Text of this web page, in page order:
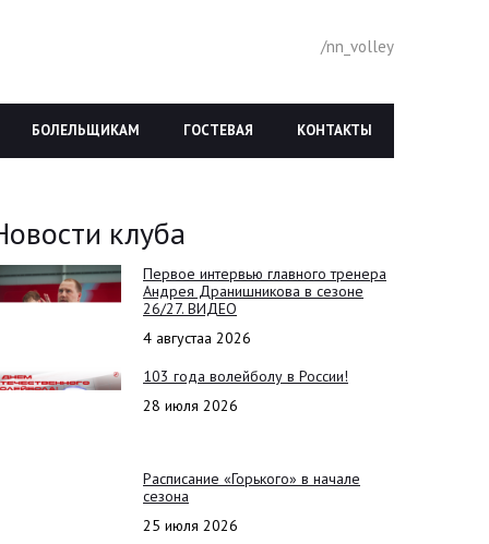
/nn_volley
КОНТАКТЫ
ГОСТЕВАЯ
БОЛЕЛЬЩИКАМ
клуба
Первое интервью главного тренера
Андрея Дранишникова в сезоне
26/27. ВИДЕО
4 августаа 2026
103 года волейболу в России!
28 июля 2026
Расписание «Горького» в начале
сезона
25 июля 2026